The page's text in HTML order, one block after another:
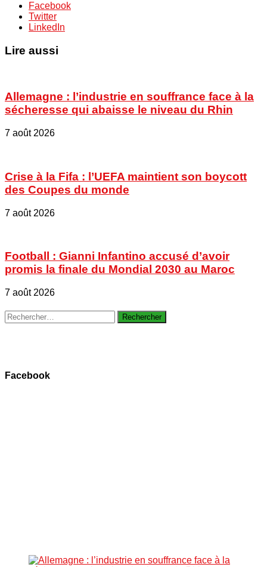
Facebook
Twitter
LinkedIn
Lire aussi
Allemagne : l’industrie en souffrance face à la
sécheresse qui abaisse le niveau du Rhin
7 août 2026
Crise à la Fifa : l’UEFA maintient son boycott
des Coupes du monde
7 août 2026
Football : Gianni Infantino accusé d’avoir
promis la finale du Mondial 2030 au Maroc
7 août 2026
Rechercher :
Facebook